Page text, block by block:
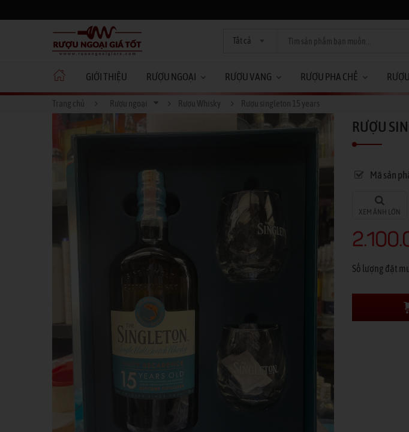
Tất cả
GIỚI THIỆU RƯỢU NGOẠI RƯỢU VANG RƯỢU PHA CHẾ
Trang chủ Rượu ngoại Rượu Whisky Rượu singleton 15 years
RƯỢU
Mã sản
XEM ẢNH LỚN
Số lượng đặt